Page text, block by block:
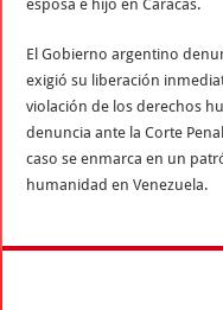
esposa e hijo en Caracas.
El Gobierno argentino
exigió su liberación
violación de los derechos
denuncia ante la Corte
caso se enmarca en un
humanidad en Venezuela.